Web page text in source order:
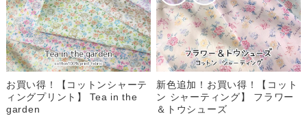
お買い得！【コットンシャーテ
ィングプリント】 Tea in the
garden
新色追加！お買い得！【コット
ン シャーティング】 フラワー
＆トウシューズ